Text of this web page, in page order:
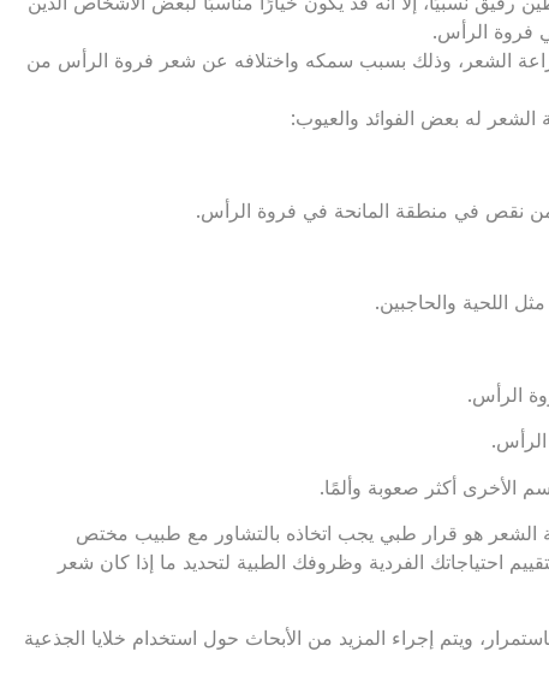
فروة الرأس.
لزراعة الشعر، وذلك بسبب سمكه واختلافه عن شعر فروة الرأس من
له بعض الفوائد والعيوب:
من نقص في منطقة المانحة في فروة الرأس.
اللحية والحاجبين.
الرأس.
الأخرى أكثر صعوبة وألمًا.
هو قرار طبي يجب اتخاذه بالتشاور مع طبيب مختص
احتياجاتك الفردية وظروفك الطبية لتحديد ما إذا كان شعر
ويتم إجراء المزيد من الأبحاث حول استخدام خلايا الجذعية